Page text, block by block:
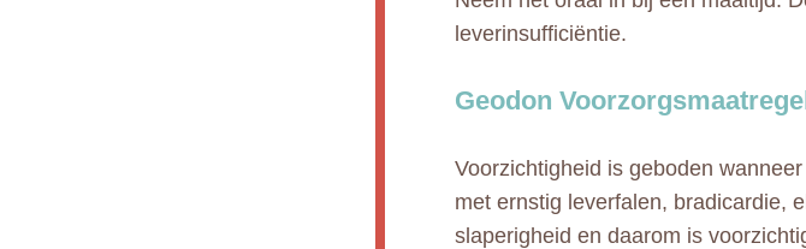
leverinsufficiëntie.
Geodon
Voorzichtigheid is geboden
met ernstig leverfalen, bradicardie,
slaperigheid en daarom is